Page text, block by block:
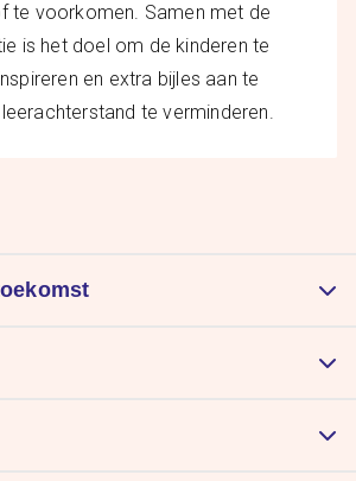
te voorkomen. Samen met de
is het doel om de kinderen te
en extra bijles aan te
te verminderen.